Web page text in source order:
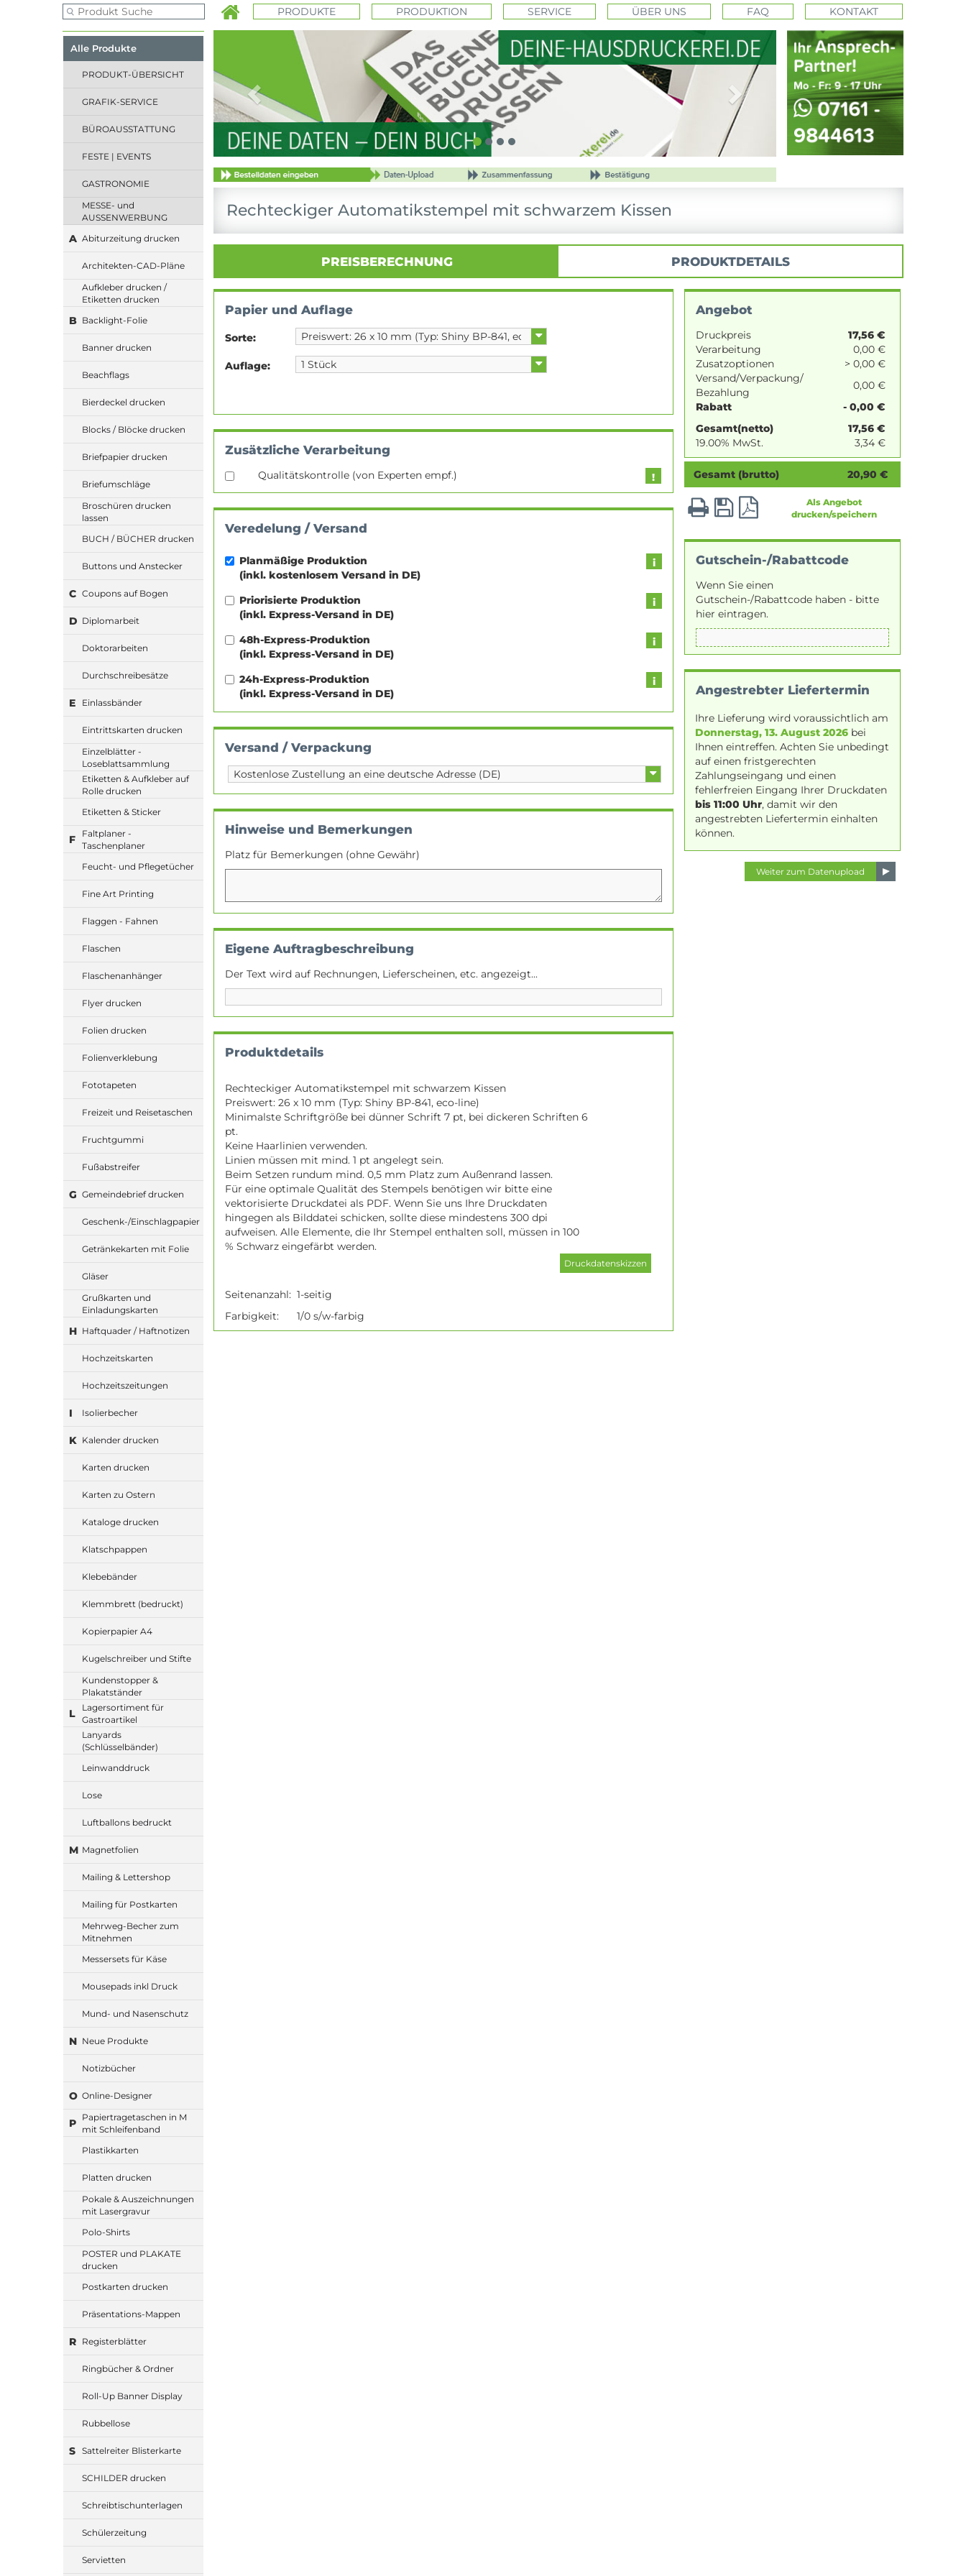
PRODUKTE PRODUKTION SERVICE ÜBER UNS FAQ KONTAKT
Alle Produkte
PRODUKT-ÜBERSICHT
GRAFIK-SERVICE
BÜROAUSSTATTUNG
FESTE | EVENTS
GASTRONOMIE
MESSE- und
AUSSENWERBUNG
A Abiturzeitung drucken
Architekten-CAD-Pläne
Aufkleber drucken /
Etiketten drucken
B Backlight-Folie
Banner drucken
Beachflags
Bierdeckel drucken
Blocks / Blöcke drucken
Briefpapier drucken
Briefumschläge
Broschüren drucken
lassen
BUCH / BÜCHER drucken
Buttons und Anstecker
C Coupons auf Bogen
D Diplomarbeit
Doktorarbeiten
Durchschreibesätze
E Einlassbänder
Eintrittskarten drucken
Einzelblätter -
Loseblattsammlung
Etiketten & Aufkleber auf
Rolle drucken
Etiketten & Sticker
F
Faltplaner -
Taschenplaner
Feucht- und Pflegetücher
Fine Art Printing
Flaggen - Fahnen
Flaschen
Flaschenanhänger
Flyer drucken
Folien drucken
Folienverklebung
Fototapeten
Freizeit und Reisetaschen
Fruchtgummi
Fußabstreifer
G Gemeindebrief drucken
Geschenk-/Einschlagpapier
Getränkekarten mit Folie
Gläser
Grußkarten und
Einladungskarten
H Haftquader / Haftnotizen
Hochzeitskarten
Hochzeitszeitungen
I Isolierbecher
K Kalender drucken
Karten drucken
Karten zu Ostern
Kataloge drucken
Klatschpappen
Klebebänder
Klemmbrett (bedruckt)
Kopierpapier A4
Kugelschreiber und Stifte
Kundenstopper &
Plakatständer
L
Lagersortiment für
Gastroartikel
Lanyards
(Schlüsselbänder)
Leinwanddruck
Lose
Luftballons bedruckt
M Magnetfolien
Mailing & Lettershop
Mailing für Postkarten
Mehrweg-Becher zum
Mitnehmen
Messersets für Käse
Mousepads inkl Druck
Mund- und Nasenschutz
N Neue Produkte
Notizbücher
O Online-Designer
P Papiertragetaschen in M
mit Schleifenband
Plastikkarten
Platten drucken
Pokale & Auszeichnungen
mit Lasergravur
Polo-Shirts
POSTER und PLAKATE
drucken
Postkarten drucken
Präsentations-Mappen
R Registerblätter
Ringbücher & Ordner
Roll-Up Banner Display
Rubbellose
S Sattelreiter Blisterkarte
SCHILDER drucken
Schreibtischunterlagen
Schülerzeitung
Servietten
Previous Next
Rechteckiger Automatikstempel mit schwarzem Kissen
PREISBERECHNUNG PRODUKTDETAILS
Papier und Auflage
Sorte:
Auflage:
Zusätzliche Verarbeitung
Qualitätskontrolle (von Experten empf.)
Veredelung / Versand
Planmäßige Produktion
(inkl. kostenlosem Versand in DE)
Priorisierte Produktion
(inkl. Express-Versand in DE)
48h-Express-Produktion
(inkl. Express-Versand in DE)
24h-Express-Produktion
(inkl. Express-Versand in DE)
Versand / Verpackung
Hinweise und Bemerkungen
Platz für Bemerkungen (ohne Gewähr)
Eigene Auftragbeschreibung
Der Text wird auf Rechnungen, Lieferscheinen, etc. angezeigt...
Produktdetails
Rechteckiger Automatikstempel mit schwarzem Kissen
Preiswert: 26 x 10 mm (Typ: Shiny BP-841, eco-line)
Minimalste Schriftgröße bei dünner Schrift 7 pt, bei dickeren Schriften 6
pt.
Keine Haarlinien verwenden.
Linien müssen mit mind. 1 pt angelegt sein.
Beim Setzen rundum mind. 0,5 mm Platz zum Außenrand lassen.
Für eine optimale Qualität des Stempels benötigen wir bitte eine
vektorisierte Druckdatei als PDF. Wenn Sie uns Ihre Druckdaten
hingegen als Bilddatei schicken, sollte diese mindestens 300 dpi
aufweisen. Alle Elemente, die Ihr Stempel enthalten soll, müssen in 100
% Schwarz eingefärbt werden.
Seitenanzahl: 1-seitig
Farbigkeit:
1/0 s/w-farbig
Angebot
Druckpreis 17,56€
Verarbeitung
0,00 €
Zusatzoptionen
> 0,00 €
Versand/Verpackung/
Bezahlung
0,00 €
Rabatt
- 0,00 €
Gesamt(netto)
17,56€
19.00% MwSt.
3,34€
Gesamt (brutto) 20,90 €
Als Angebot
drucken/speichern
Gutschein-/Rabattcode
Wenn Sie einen
Gutschein-/Rabattcode haben - bitte
hier eintragen.
Angestrebter Liefertermin
Ihre Lieferung wird voraussichtlich am
Donnerstag, 13. August 2026 bei
Ihnen eintreffen. Achten Sie unbedingt
auf einen fristgerechten
Zahlungseingang und einen
fehlerfreien Eingang Ihrer Druckdaten
bis 11:00 Uhr, damit wir den
angestrebten Liefertermin einhalten
können.